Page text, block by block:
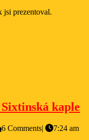
jsi prezentoval.
kaple
6 Comments|
7:24 am